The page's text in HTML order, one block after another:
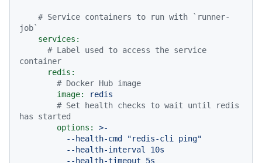
# Service containers to run with `runner-
job`
services:
# Label used to access the service
container
redis:
# Docker Hub image
image:
redis
# Set health checks to wait until redis
has started
options:
>-